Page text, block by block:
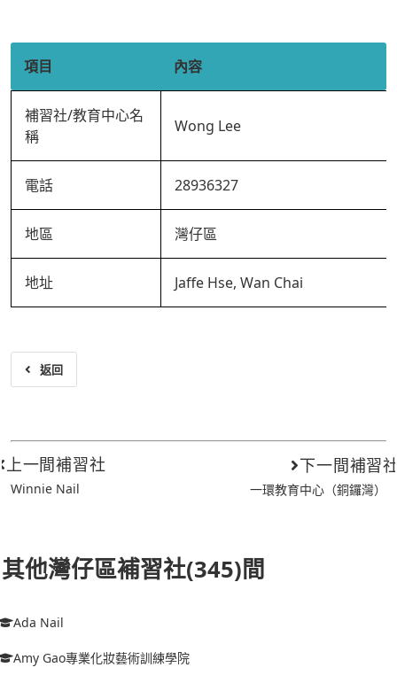
項目 內容
補習社/教育中心名
稱
Wong Lee
電話 28936327
地區 灣仔區
地址 Jaffe Hse, Wan Chai
返回
上一間補習社
Winnie Nail
下一間補習
一環教育中心（銅鑼灣）
其他灣仔區補習社(345)間
Ada Nail
Amy Gao專業化妝藝術訓練學院